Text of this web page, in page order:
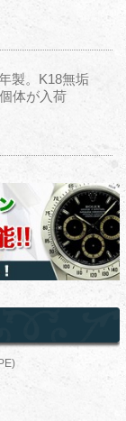
製。K18無垢
体が入荷